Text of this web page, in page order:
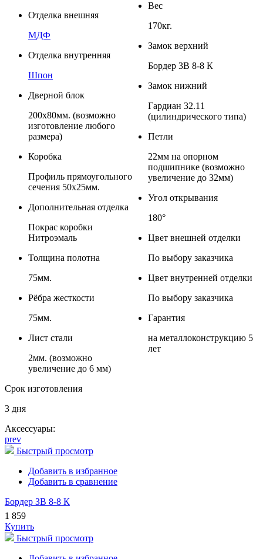
Отделка внешняя
МДФ
Отделка внутренняя
Шпон
Дверной блок
200х80мм. (возможно
изготовление любого
размера)
Коробка
Профиль прямоугольного
сечения 50x25мм.
Дополнительная отделка
Покрас коробки
Нитроэмаль
Толщина полотна
75мм.
Рёбра жесткости
75мм.
Лист стали
2мм. (возможно
увеличение до 6 мм)
Вес
170кг.
Замок верхний
Бордер 3В 8-8 К
Замок нижний
Гардиан 32.11
(цилиндрического типа)
Петли
22мм на опорном
подшипнике (возможно
увеличение до 32мм)
Угол открывания
180°
Цвет внешней отделки
По выбору заказчика
Цвет внутренней отделки
По выбору заказчика
Гарантия
на металлоконструкцию 5
лет
Срок изготовления
3 дня
Аксессуары:
prev
Быстрый просмотр
Добавить в избранное
Добавить в сравнение
Бордер ЗВ 8-8 К
1 859
Купить
Быстрый просмотр